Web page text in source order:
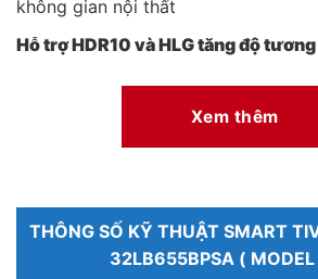
Hỗ trợ HDR10 và HLG tăng độ
Sản phẩm hỗ trợ các chuẩn HDR10
thiện độ tương phản giữa các vùng
Smart Tivi LG 32LB655BPSA được
Pro giúp điều chỉnh âm thanh theo
Xem thêm
THÔNG SỐ KỸ THUẬT SMART
32LB655BPSA (